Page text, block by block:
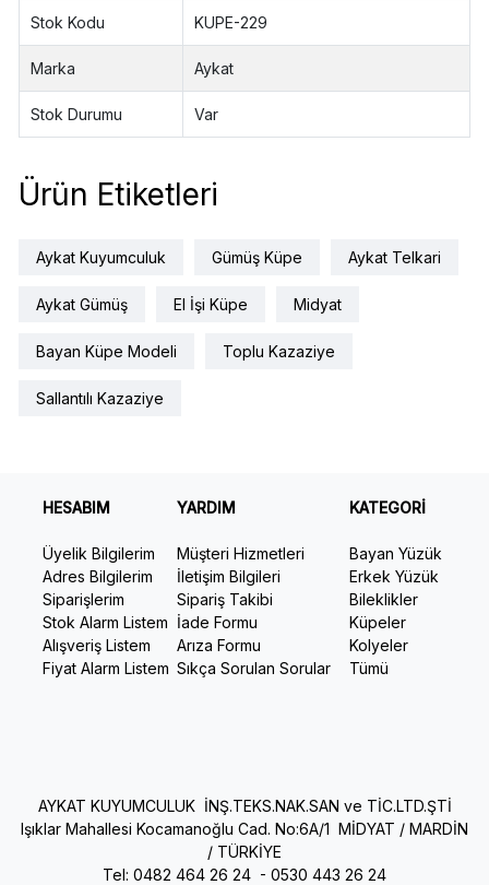
Stok Kodu KUPE-229
Marka Aykat
Stok Durumu Var
Ürün Etiketleri
Aykat Kuyumculuk Gümüş Küpe Aykat Telkari
Aykat Gümüş El İşi Küpe Midyat
Bayan Küpe Modeli Toplu Kazaziye
Sallantılı Kazaziye
HESABIM
Üyelik Bilgilerim
Adres Bilgilerim
Siparişlerim
Stok Alarm Listem
Alışveriş Listem
Fiyat Alarm Listem
YARDIM
Müşteri Hizmetleri
İletişim Bilgileri
Sipariş Takibi
İade Formu
Arıza Formu
Sıkça Sorulan Sorular
KATEGORİ
Bayan Yüzük
Erkek Yüzük
Bileklikler
Küpeler
Kolyeler
Tümü
AYKAT KUYUMCULUK İNŞ.TEKS.NAK.SAN ve TİC.LTD.ŞTİ
Işıklar Mahallesi Kocamanoğlu Cad. No:6A/1 MİDYAT / MARDİN
/ TÜRKİYE
Tel: 0482 464 26 24 - 0530 443 26 24